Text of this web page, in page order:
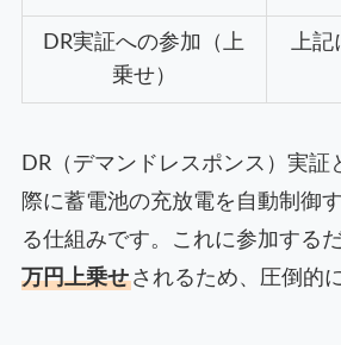
DR実証への参加（上
乗せ）
上
DR（デマンドレスポンス）実証
際に蓄電池の充放電を自動制御
る仕組みです。これに参加する
万円上乗せされるため、圧倒的